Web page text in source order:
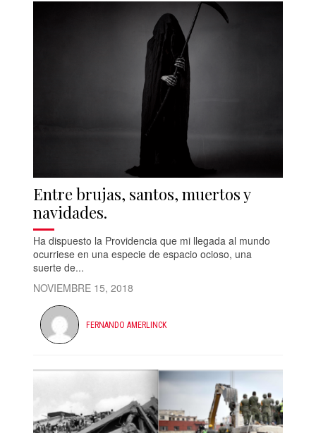
Entre brujas, santos, muertos y
navidades.
Ha dispuesto la Providencia que mi llegada al mundo
ocurriese en una especie de espacio ocioso, una
suerte de...
NOVIEMBRE 15, 2018
FERNANDO AMERLINCK